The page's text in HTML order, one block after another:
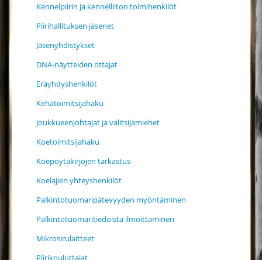
Kennelpiirin ja kennelliiton toimihenkilöt
Piirihallituksen jäsenet
Jäsenyhdistykset
DNA-näytteiden ottajat
Eräyhdyshenkilöt
Kehätoimitsijahaku
Joukkueenjohtajat ja valitsijamiehet
Koetoimitsijahaku
Koepöytäkirjojen tarkastus
Koelajien yhteyshenkilöt
Palkintotuomaripätevyyden myöntäminen
Palkintotuomaritiedoista ilmoittaminen
Mikrosirulaitteet
Piirikouluttajat